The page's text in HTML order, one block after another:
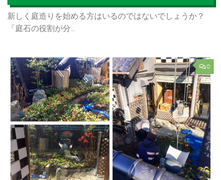
新しく庭造りを始める方はいるのではないでしょうか？
「庭石の役割が分...
0